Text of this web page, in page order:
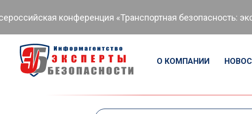
конференция «Транспортная безопасность:
О КОМПАНИИ